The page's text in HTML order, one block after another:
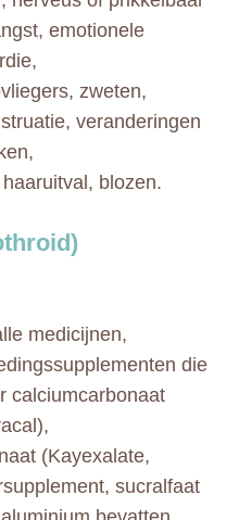
emotionele
zweten,
veranderingen
blozen.
medicijnen,
die
calciumcarbonaat
(Kayexalate,
sucralfaat